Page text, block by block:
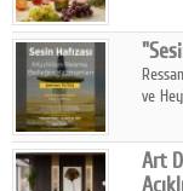
ve
Art